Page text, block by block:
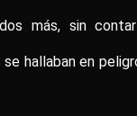
más, sin
hallaban en